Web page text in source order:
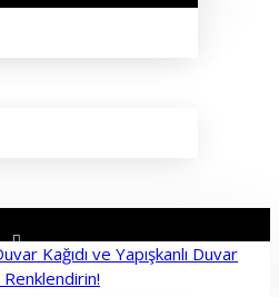
ÜYE GIRIŞI